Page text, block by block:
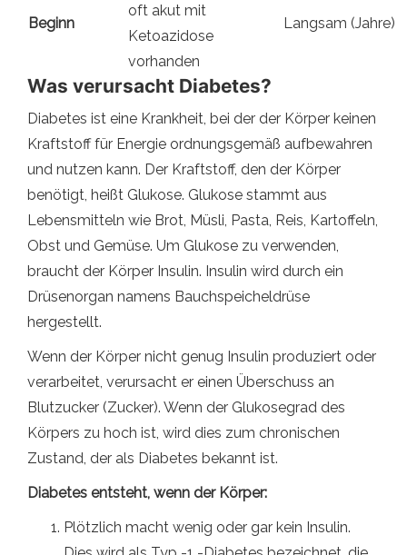
Beginn
oft akut mit
Ketoazidose
vorhanden
Langsam (Jahre)
Was verursacht Diabetes?
Diabetes ist eine Krankheit, bei der der Körper keinen
Kraftstoff für Energie ordnungsgemäß aufbewahren
und nutzen kann. Der Kraftstoff, den der Körper
benötigt, heißt Glukose. Glukose stammt aus
Lebensmitteln wie Brot, Müsli, Pasta, Reis, Kartoffeln,
Obst und Gemüse. Um Glukose zu verwenden,
braucht der Körper Insulin. Insulin wird durch ein
Drüsenorgan namens Bauchspeicheldrüse
hergestellt.
Wenn der Körper nicht genug Insulin produziert oder
verarbeitet, verursacht er einen Überschuss an
Blutzucker (Zucker). Wenn der Glukosegrad des
Körpers zu hoch ist, wird dies zum chronischen
Zustand, der als Diabetes bekannt ist.
Diabetes entsteht, wenn der Körper:
Plötzlich macht wenig oder gar kein Insulin.